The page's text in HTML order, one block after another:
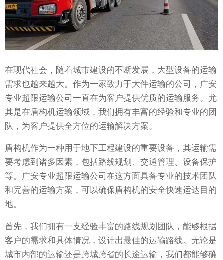
在现代社会，随着城市建设的不断发展，大型设备的运输
需求也越来越大。作为一家致力于大件运输的公司，广安
专业超限运输公司一直在为客户提供优质的运输服务。尤
其是在盾构机运输领域，我们拥有丰富的经验和专业的团
队，为客户提供全方位的运输解决方案。
盾构机作为一种用于地下工程建设的重要设备，其运输需
要考虑到诸多因素，包括路线规划、交通管理、设备保护
等。广安专业超限运输公司在这方面具备专业的技术团队
和完善的运输方案，可以确保盾构机的安全快速运达目的
地。
首先，我们拥有一支经验丰富的路线规划团队，能够根据
客户的需求和具体情况，设计出最佳的运输路线。无论是
城市内部的运输还是跨城跨省的长途运输，我们都能够确